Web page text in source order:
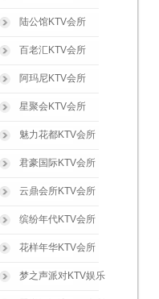
陆公馆KTV会所
百老汇KTV会所
阿玛尼KTV会所
星聚会KTV会所
魅力花都KTV会所
君豪国际KTV会所
云鼎会所KTV会所
缤纷年代KTV会所
花样年华KTV会所
梦之声派对KTV娱乐